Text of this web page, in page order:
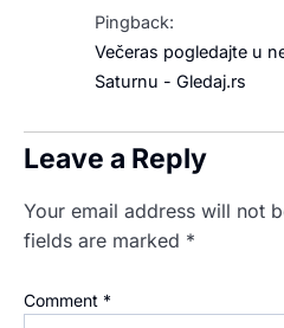
Pingback:
Večeras pogledajte u
Saturnu - Gledaj.rs
Leave a Reply
Your email address will not
fields are marked *
Comment *